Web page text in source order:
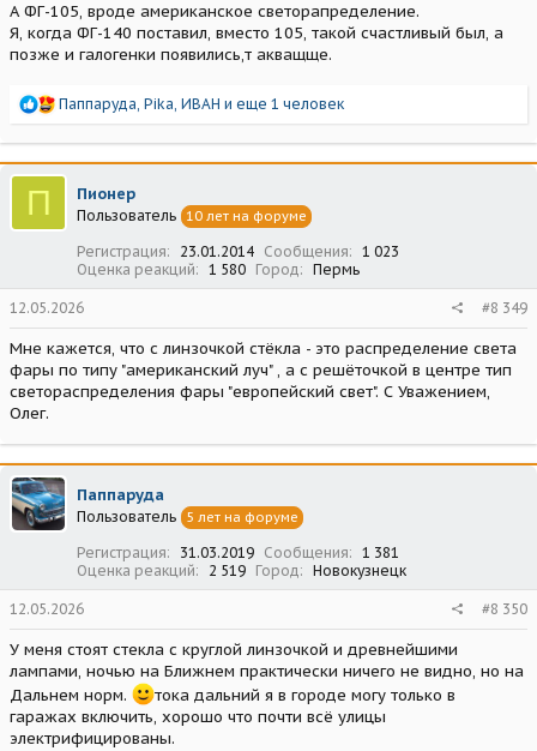
А ФГ-105, вроде американское светорапределение.
Я, когда ФГ-140 поставил, вместо 105, такой счастливый был, а
позже и галогенки появились,т акващще.
Р
а
к
ц
Паппаруда, Pika, ИВАН и еще 1 человек
П Пионер
Пользователь 10 лет на форуме
Регистрация 23.01.2014 Сообщения
1 023
Оценка реакций
1 580 Город Пермь
12.05.2026 #8 349
Мне кажется, что с линзочкой стёкла - это распределение света
фары по типу "американский луч" , а с решёточкой в центре тип
светораспределения фары "европейский свет". С Уважением,
Олег.
Паппаруда
Пользователь 5 лет на форуме
Регистрация 31.03.2019 Сообщения
1 381
Оценка реакций
2 519 Город Новокузнецк
12.05.2026 #8 350
У меня стоят стекла с круглой линзочкой и древнейшими
лампами, ночью на Ближнем практически ничего не видно, но на
Дальнем норм.
тока дальний я в городе могу только в
гаражах включить, хорошо что почти всё улицы
электрифицированы.